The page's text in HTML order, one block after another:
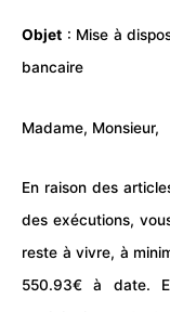
Objet : Mise à
bancaire
Madame, Monsieur,
En raison des
des exécutions,
reste à vivre, à
550.93€ à date.